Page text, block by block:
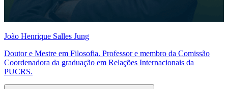
João Henrique Salles Jung
Doutor e Mestre em Filosofia. Professor e membro da Comissão
Coordenadora da graduação em Relações Internacionais da
PUCRS.